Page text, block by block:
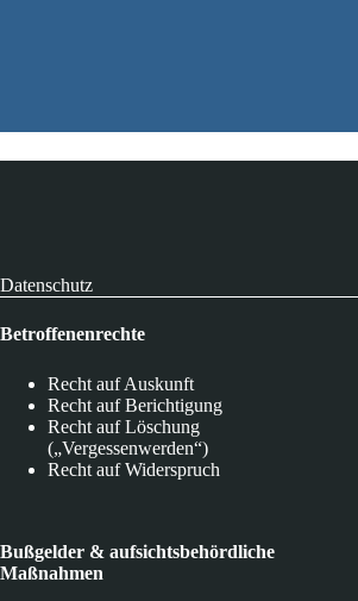
Datenschutz
Betroffenenrechte
Recht auf Auskunft
Recht auf Berichtigung
Recht auf Löschung
(„Vergessenwerden“)
Recht auf Widerspruch
Bußgelder & aufsichtsbehördliche
Maßnahmen